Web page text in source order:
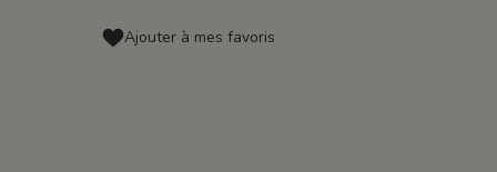
Ajouter à mes favoris